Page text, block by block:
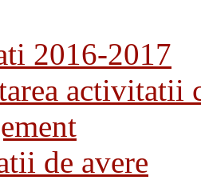
2016-2017
activitatii
de avere